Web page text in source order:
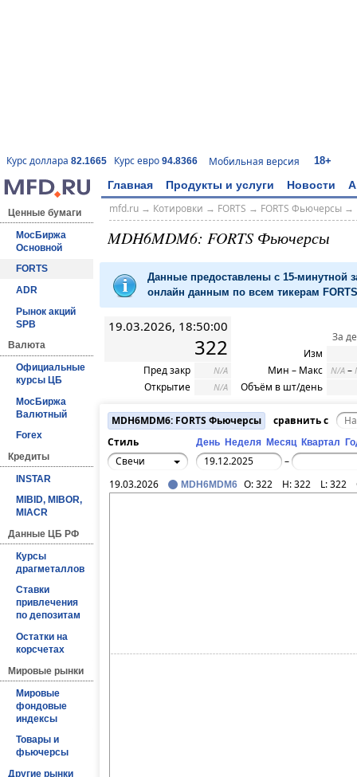
Курс доллара 82.1665 Курс евро 94.8366 Мобильная версия 18+
Главная Продукты и услуги Новости
Ценные бумаги
МосБиржа
Основной
FORTS
ADR
Рынок акций
SPB
Валюта
Официальные
курсы ЦБ
МосБиржа
Валютный
Forex
Кредиты
INSTAR
MIBID, MIBOR,
MIACR
Данные ЦБ РФ
Курсы
драгметаллов
Ставки
привлечения
по депозитам
Остатки на
корсчетах
Мировые рынки
Мировые
фондовые
индексы
Товары и
фьючерсы
Другие рынки
mfd.ru→ Котировки → FORTS → FORTS Фьючерсы→
MDH6MDM6: FORTS Фьючерсы
Данные предоставлены с 15-минутной
онлайн данным по всем тикерам
19.03.2026, 18:50:00
322
Пред закр N/A
Открытие N/A
За
Изм
Мин – Макс
N/A –
Объём в шт/день
MDH6MDM6: FORTS Фьючерсы
сравнить с
Стиль
День Неделя Месяц Квартал
Свечи
–
19.03.2026
MDH6MDM6 O:322 H:322 L:322